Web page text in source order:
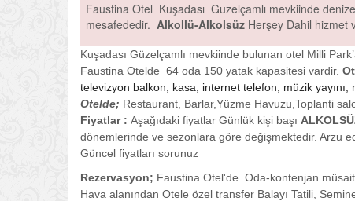
Faustina Otel Kuşadası Guzelçamlı mevkiinde
mesafededir. Alkollü-Alkolsüz Herşey Dahil hizmet
Kuşadası Güzelçamlı mevkiinde bulunan otel Milli
Faustina Otelde 64 oda 150 yatak kapasitesi vardir.
televizyon balkon, kasa, internet telefon, müzik
Otelde; Restaurant, Barlar,Yüzme Havuzu,Toplanti
Fiyatlar : Aşağıdaki fiyatlar Günlük kişi başı
dönemlerinde ve sezonlara göre değişmektedir. Arzu
Güncel fiyatları sorunuz
Rezervasyon; Faustina Otel'de Oda-kontenjan
Hava alanından Otele özel transfer Balayı Tatili,